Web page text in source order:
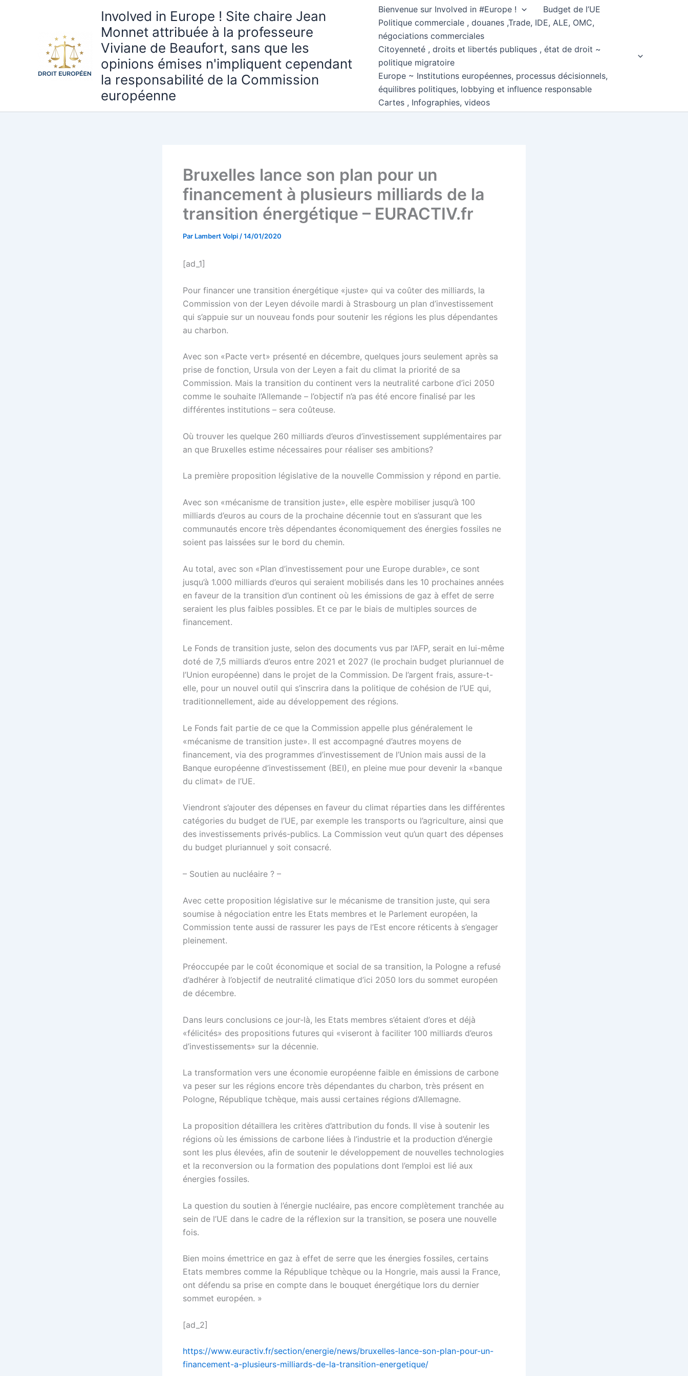
Involved in Europe ! Site chaire Jean
Monnet attribuée à la professeure
Viviane de Beaufort, sans que les
opinions émises n'impliquent cependant
la responsabilité de la Commission
européenne
Bienvenue sur Involved in #Europe !
Budget de l’UE
Politique commerciale , douanes ,Trade, IDE, ALE, OMC,
négociations commerciales
Citoyenneté , droits et libertés publiques , état de droit ~
politique migratoire
Europe ~ Institutions européennes, processus décisionnels,
équilibres politiques, lobbying et influence responsable
Cartes , Infographies, videos
Bruxelles lance son plan pour un
financement à plusieurs milliards de la
transition énergétique – EURACTIV.fr
Par Lambert Volpi /14/01/2020
[ad_1]
Pour financer une transition énergétique «juste» qui va coûter des milliards, la
Commission von der Leyen dévoile mardi à Strasbourg un plan d’investissement
qui s’appuie sur un nouveau fonds pour soutenir les régions les plus dépendantes
au charbon.
Avec son «Pacte vert» présenté en décembre, quelques jours seulement après sa
prise de fonction, Ursula von der Leyen a fait du climat la priorité de sa
Commission. Mais la transition du continent vers la neutralité carbone d’ici 2050
comme le souhaite l’Allemande – l’objectif n’a pas été encore finalisé par les
différentes institutions – sera coûteuse.
Où trouver les quelque 260 milliards d’euros d’investissement supplémentaires par
an que Bruxelles estime nécessaires pour réaliser ses ambitions?
La première proposition législative de la nouvelle Commission y répond en partie.
Avec son «mécanisme de transition juste», elle espère mobiliser jusqu’à 100
milliards d’euros au cours de la prochaine décennie tout en s’assurant que les
communautés encore très dépendantes économiquement des énergies fossiles ne
soient pas laissées sur le bord du chemin.
Au total, avec son «Plan d’investissement pour une Europe durable», ce sont
jusqu’à 1.000 milliards d’euros qui seraient mobilisés dans les 10 prochaines années
en faveur de la transition d’un continent où les émissions de gaz à effet de serre
seraient les plus faibles possibles. Et ce par le biais de multiples sources de
financement.
Le Fonds de transition juste, selon des documents vus par l’AFP, serait en lui-même
doté de 7,5 milliards d’euros entre 2021 et 2027 (le prochain budget pluriannuel de
l’Union européenne) dans le projet de la Commission. De l’argent frais, assure-t-
elle, pour un nouvel outil qui s’inscrira dans la politique de cohésion de l’UE qui,
traditionnellement, aide au développement des régions.
Le Fonds fait partie de ce que la Commission appelle plus généralement le
«mécanisme de transition juste». Il est accompagné d’autres moyens de
financement, via des programmes d’investissement de l’Union mais aussi de la
Banque européenne d’investissement (BEI), en pleine mue pour devenir la «banque
du climat» de l’UE.
Viendront s’ajouter des dépenses en faveur du climat réparties dans les différentes
catégories du budget de l’UE, par exemple les transports ou l’agriculture, ainsi que
des investissements privés-publics. La Commission veut qu’un quart des dépenses
du budget pluriannuel y soit consacré.
– Soutien au nucléaire ? –
Avec cette proposition législative sur le mécanisme de transition juste, qui sera
soumise à négociation entre les Etats membres et le Parlement européen, la
Commission tente aussi de rassurer les pays de l’Est encore réticents à s’engager
pleinement.
Préoccupée par le coût économique et social de sa transition, la Pologne a refusé
d’adhérer à l’objectif de neutralité climatique d’ici 2050 lors du sommet européen
de décembre.
Dans leurs conclusions ce jour-là, les Etats membres s’étaient d’ores et déjà
«félicités» des propositions futures qui «viseront à faciliter 100 milliards d’euros
d’investissements» sur la décennie.
La transformation vers une économie européenne faible en émissions de carbone
va peser sur les régions encore très dépendantes du charbon, très présent en
Pologne, République tchèque, mais aussi certaines régions d’Allemagne.
La proposition détaillera les critères d’attribution du fonds. Il vise à soutenir les
régions où les émissions de carbone liées à l’industrie et la production d’énergie
sont les plus élevées, afin de soutenir le développement de nouvelles technologies
et la reconversion ou la formation des populations dont l’emploi est lié aux
énergies fossiles.
La question du soutien à l’énergie nucléaire, pas encore complètement tranchée au
sein de l’UE dans le cadre de la réflexion sur la transition, se posera une nouvelle
fois.
Bien moins émettrice en gaz à effet de serre que les énergies fossiles, certains
Etats membres comme la République tchèque ou la Hongrie, mais aussi la France,
ont défendu sa prise en compte dans le bouquet énergétique lors du dernier
sommet européen. »
[ad_2]
https://www.euractiv.fr/section/energie/news/bruxelles-lance-son-plan-pour-un-
financement-a-plusieurs-milliards-de-la-transition-energetique/